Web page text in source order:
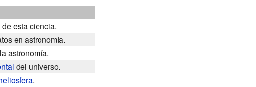
esta ciencia.
en astronomía.
astronomía.
del universo.
.